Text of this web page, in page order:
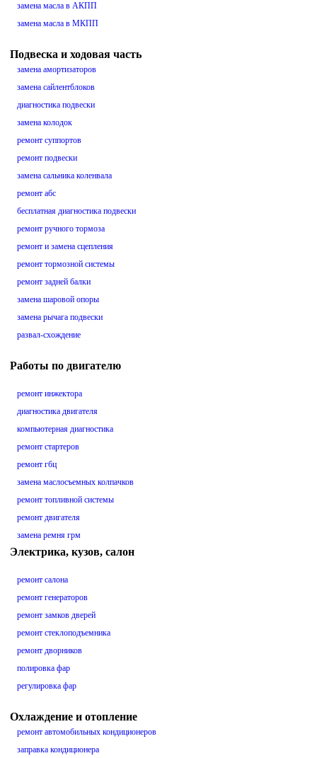
замена масла в АКПП
замена масла в МКПП
Подвеска и ходовая часть
замена амортизаторов
замена сайлентблоков
диагностика подвески
замена колодок
ремонт суппортов
ремонт подвески
замена сальника коленвала
ремонт абс
бесплатная диагностика подвески
ремонт ручного тормоза
ремонт и замена сцепления
ремонт тормозной системы
ремонт задней балки
замена шаровой опоры
замена рычага подвески
развал-схождение
Работы по двигателю
ремонт инжектора
диагностика двигателя
компьютерная диагностика
ремонт стартеров
ремонт гбц
замена маслосъемных колпачков
ремонт топливной системы
ремонт двигателя
замена ремня грм
Электрика, кузов, салон
ремонт салона
ремонт генераторов
ремонт замков дверей
ремонт стеклоподъемника
ремонт дворников
полировка фар
регулировка фар
Охлаждение и отопление
ремонт автомобильных кондиционеров
заправка кондиционера